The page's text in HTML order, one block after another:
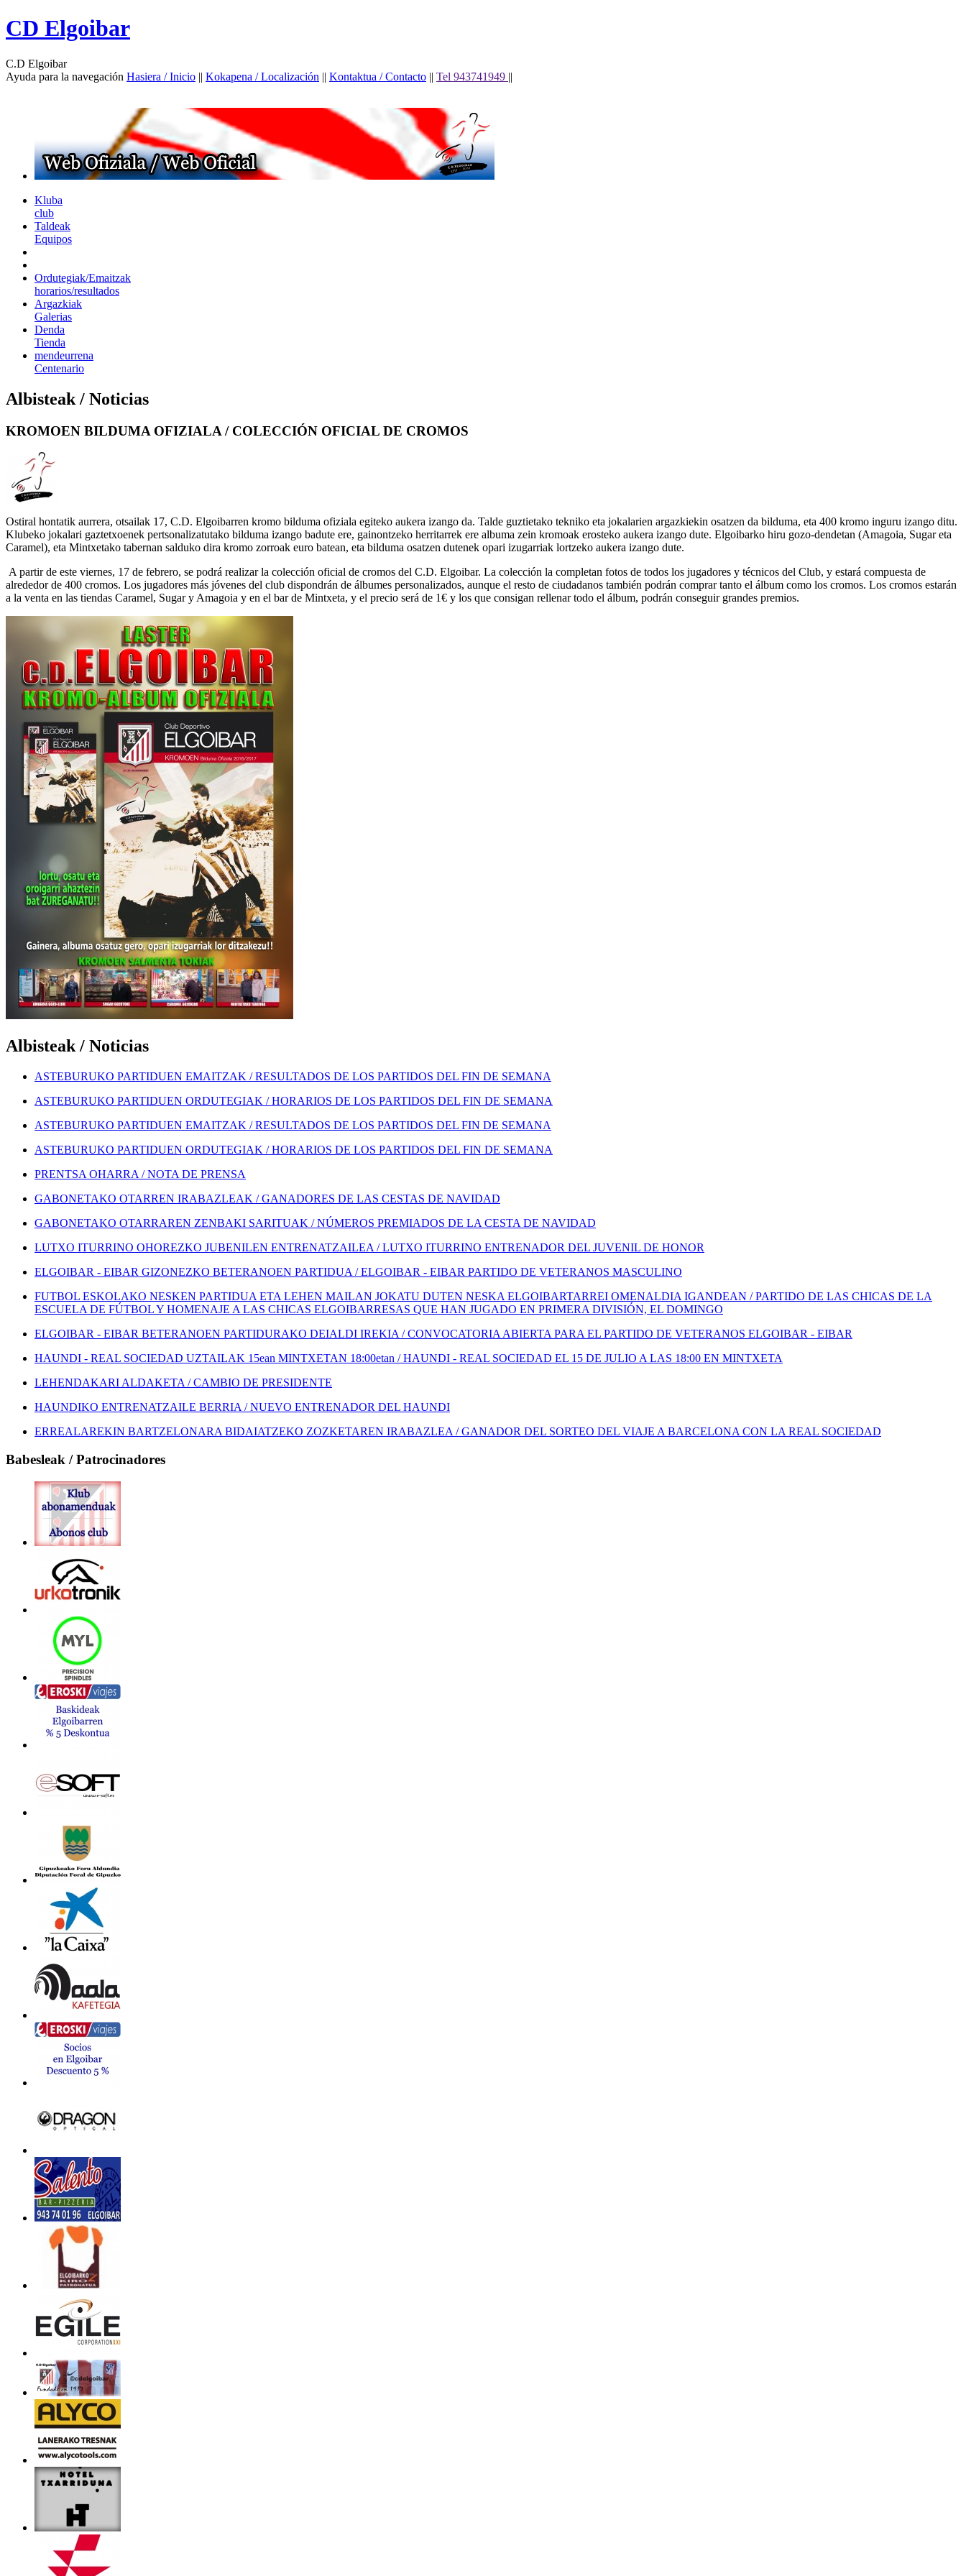
CD Elgoibar
C.D Elgoibar
Ayuda para la navegación Hasiera / Inicio || Kokapena / Localización || Kontaktua / Contacto || Tel 943741949 ||
Kluba
club
Taldeak
Equipos
Ordutegiak/Emaitzak
horarios/resultados
Argazkiak
Galerias
Denda
Tienda
mendeurrena
Centenario
Albisteak / Noticias
KROMOEN BILDUMA OFIZIALA / COLECCIÓN OFICIAL DE CROMOS
Ostiral hontatik aurrera, otsailak 17, C.D. Elgoibarren kromo bilduma ofiziala egiteko aukera izango da. Talde guztietako tekniko eta jokalarien argazkiekin osatzen da bilduma, eta 400 kromo inguru izango ditu.
Klubeko jokalari gaztetxoenek pertsonalizatutako bilduma izango badute ere, gainontzeko herritarrek ere albuma zein kromoak erosteko aukera izango dute. Elgoibarko hiru gozo-dendetan (Amagoia, Sugar eta
Caramel), eta Mintxetako tabernan salduko dira kromo zorroak euro batean, eta bilduma osatzen dutenek opari izugarriak lortzeko aukera izango dute.
A partir de este viernes, 17 de febrero, se podrá realizar la colección oficial de cromos del C.D. Elgoibar. La colección la completan fotos de todos los jugadores y técnicos del Club, y estará compuesta de
alrededor de 400 cromos. Los jugadores más jóvenes del club dispondrán de álbumes personalizados, aunque el resto de ciudadanos también podrán comprar tanto el álbum como los cromos. Los cromos estarán
a la venta en las tiendas Caramel, Sugar y Amagoia y en el bar de Mintxeta, y el precio será de 1€ y los que consigan rellenar todo el álbum, podrán conseguir grandes premios.
Albisteak / Noticias
ASTEBURUKO PARTIDUEN EMAITZAK / RESULTADOS DE LOS PARTIDOS DEL FIN DE SEMANA
ASTEBURUKO PARTIDUEN ORDUTEGIAK / HORARIOS DE LOS PARTIDOS DEL FIN DE SEMANA
ASTEBURUKO PARTIDUEN EMAITZAK / RESULTADOS DE LOS PARTIDOS DEL FIN DE SEMANA
ASTEBURUKO PARTIDUEN ORDUTEGIAK / HORARIOS DE LOS PARTIDOS DEL FIN DE SEMANA
PRENTSA OHARRA / NOTA DE PRENSA
GABONETAKO OTARREN IRABAZLEAK / GANADORES DE LAS CESTAS DE NAVIDAD
GABONETAKO OTARRAREN ZENBAKI SARITUAK / NÚMEROS PREMIADOS DE LA CESTA DE NAVIDAD
LUTXO ITURRINO OHOREZKO JUBENILEN ENTRENATZAILEA / LUTXO ITURRINO ENTRENADOR DEL JUVENIL DE HONOR
ELGOIBAR - EIBAR GIZONEZKO BETERANOEN PARTIDUA / ELGOIBAR - EIBAR PARTIDO DE VETERANOS MASCULINO
FUTBOL ESKOLAKO NESKEN PARTIDUA ETA LEHEN MAILAN JOKATU DUTEN NESKA ELGOIBARTARREI OMENALDIA IGANDEAN / PARTIDO DE LAS CHICAS DE LA
ESCUELA DE FÚTBOL Y HOMENAJE A LAS CHICAS ELGOIBARRESAS QUE HAN JUGADO EN PRIMERA DIVISIÓN, EL DOMINGO
ELGOIBAR - EIBAR BETERANOEN PARTIDURAKO DEIALDI IREKIA / CONVOCATORIA ABIERTA PARA EL PARTIDO DE VETERANOS ELGOIBAR - EIBAR
HAUNDI - REAL SOCIEDAD UZTAILAK 15ean MINTXETAN 18:00etan / HAUNDI - REAL SOCIEDAD EL 15 DE JULIO A LAS 18:00 EN MINTXETA
LEHENDAKARI ALDAKETA / CAMBIO DE PRESIDENTE
HAUNDIKO ENTRENATZAILE BERRIA / NUEVO ENTRENADOR DEL HAUNDI
ERREALAREKIN BARTZELONARA BIDAIATZEKO ZOZKETAREN IRABAZLEA / GANADOR DEL SORTEO DEL VIAJE A BARCELONA CON LA REAL SOCIEDAD
Babesleak / Patrocinadores